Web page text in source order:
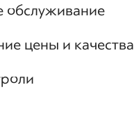
обслуживание
цены и качества